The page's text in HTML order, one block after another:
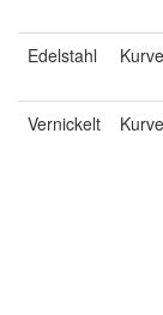
Edelstahl Kurve
Vernickelt Kurve